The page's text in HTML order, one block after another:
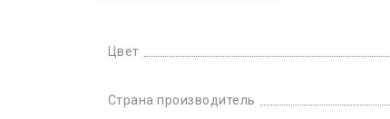
Цвет
Страна производитель